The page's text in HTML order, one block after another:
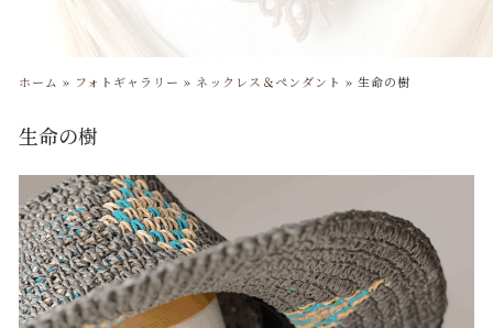
ホーム » フォトギャラリー » ネックレス＆ペンダント » 生命の樹
生命の樹